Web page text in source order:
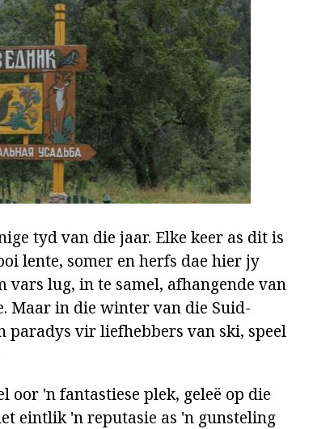
tyd van die jaar. Elke keer as dit is
lente, somer en herfs dae hier jy
vars lug, in te samel, afhangende van
Maar in die winter van die Suid-
vir liefhebbers van ski, speel
'n fantastiese plek, geleë op die
eintlik 'n reputasie as 'n gunsteling